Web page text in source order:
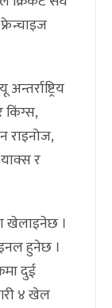
किंग्स,
राइनोज,
र
खेलाइनेछ ।
हुनेछ ।
दुई
४ खेल